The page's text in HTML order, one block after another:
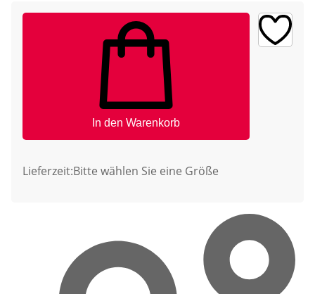
In den Warenkorb
Lieferzeit:Bitte wählen Sie eine Größe